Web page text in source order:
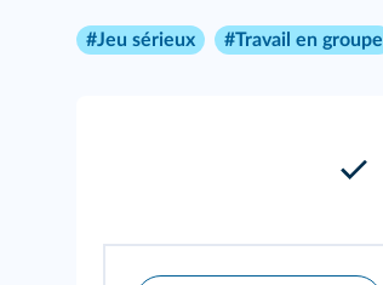
#Jeu sérieux #Travail en groupe